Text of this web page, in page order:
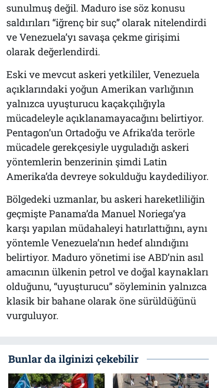
sunulmuş değil. Maduro ise söz konusu
saldırıları “iğrenç bir suç” olarak nitelendirdi
ve Venezuela’yı savaşa çekme girişimi
olarak değerlendirdi.
Eski ve mevcut askeri yetkililer, Venezuela
açıklarındaki yoğun Amerikan varlığının
yalnızca uyuşturucu kaçakçılığıyla
mücadeleyle açıklanamayacağını belirtiyor.
Pentagon’un Ortadoğu ve Afrika’da terörle
mücadele gerekçesiyle uyguladığı askeri
yöntemlerin benzerinin şimdi Latin
Amerika’da devreye sokulduğu kaydediliyor.
Bölgedeki uzmanlar, bu askeri hareketliliğin
geçmişte Panama’da Manuel Noriega’ya
karşı yapılan müdahaleyi hatırlattığını, aynı
yöntemle Venezuela’nın hedef alındığını
belirtiyor. Maduro yönetimi ise ABD’nin asıl
amacının ülkenin petrol ve doğal kaynakları
olduğunu, “uyuşturucu” söyleminin yalnızca
klasik bir bahane olarak öne sürüldüğünü
vurguluyor.
Bunlar da ilginizi çekebilir